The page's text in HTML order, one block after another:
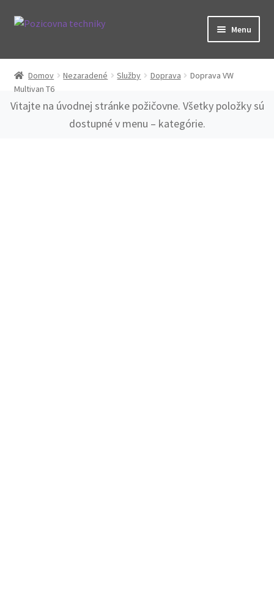
Preskočiť
Preskočiť
Menu
Kategórie
O nás
Domov Nezaradené Služby Doprava
Doprava VW
Multivan T6
Vitajte na úvodnej stránke požičovne. Všetky položky sú
dostupné v menu – kategórie.